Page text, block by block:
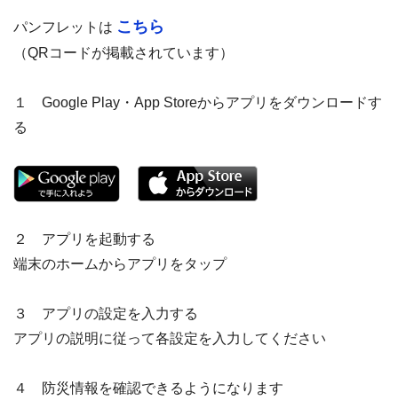
パンフレットは こちら
（QRコードが掲載されています）
１ Google Play・App Storeからアプリをダウンロードす
る
２ アプリを起動する
端末のホームからアプリをタップ
３ アプリの設定を入力する
アプリの説明に従って各設定を入力してください
４ 防災情報を確認できるようになります